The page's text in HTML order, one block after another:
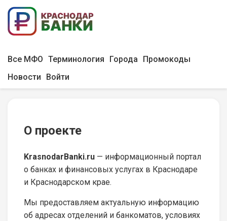
Все МФО Терминология Города
Промокоды
Новости
Войти
О проекте
KrasnodarBanki.ru — информационный портал
о банках и финансовых услугах в Краснодаре
и Краснодарском крае.
Мы предоставляем актуальную информацию
об адресах отделений и банкоматов, условиях